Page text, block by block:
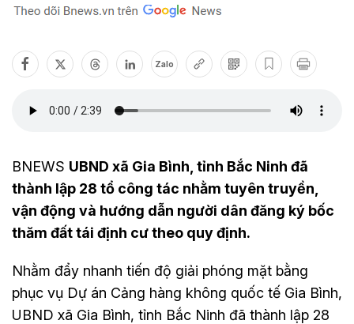
Zalo
BNEWS UBND xã Gia Bình, tỉnh Bắc Ninh đã
thành lập 28 tổ công tác nhằm tuyên truyền,
vận động và hướng dẫn người dân đăng ký bốc
thăm đất tái định cư theo quy định.
Nhằm đẩy nhanh tiến độ giải phóng mặt bằng
phục vụ Dự án Cảng hàng không quốc tế Gia Bình,
UBND xã Gia Bình, tỉnh Bắc Ninh đã thành lập 28